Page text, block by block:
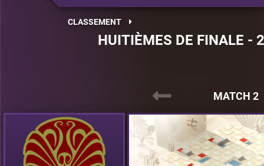
CLASSEMENT
HUITIÈMES DE FINALE
MATCH 2